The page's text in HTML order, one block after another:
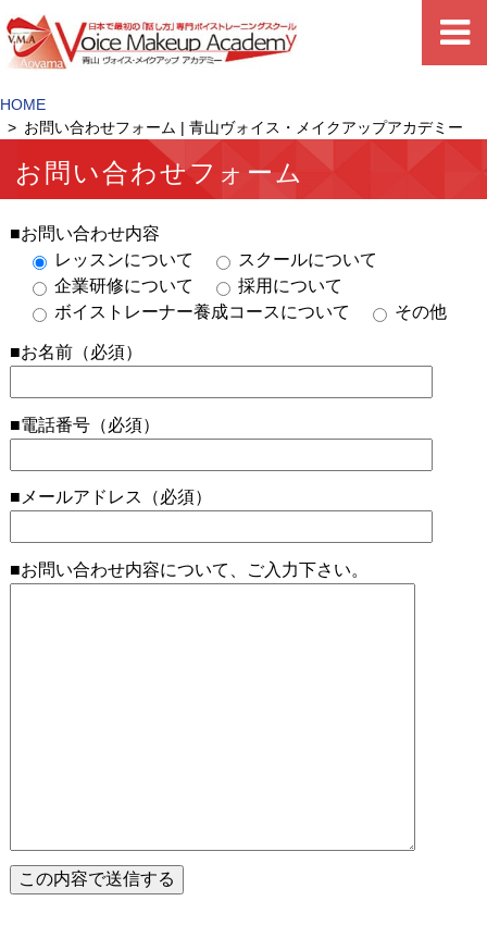
HOME
お問い合わせフォーム | 青山ヴォイス・メイクアップアカデミー
お問い合わせフォーム
■お問い合わせ内容
レッスンについて
スクールについて
企業研修について
採用について
ボイストレーナー養成コースについて
その他
■お名前（必須）
■電話番号（必須）
■メールアドレス（必須）
■お問い合わせ内容について、ご入力下さい。